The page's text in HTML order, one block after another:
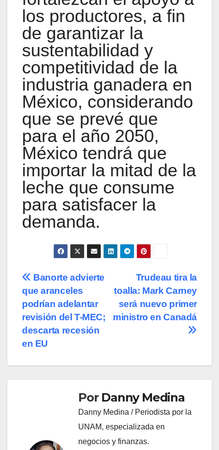
los productores, a fin
de garantizar la
sustentabilidad y
competitividad de la
industria ganadera en
México, considerando
que se prevé que
para el año 2050,
México tendrá que
importar la mitad de la
leche que consume
para satisfacer la
demanda.
Navegación
de
entradas
Trudeau tira la
toalla: Mark Carney
será nuevo primer
ministro en Canadá
Banorte advierte
que aranceles
podrían adelantar
revisión del T-MEC;
descarta recesión
en EU
Por Danny Medina
Danny Medina / Periodista por la
UNAM, especializada en
negocios y finanzas.